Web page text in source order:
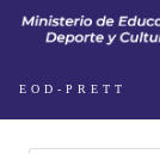
EOD-PRETT